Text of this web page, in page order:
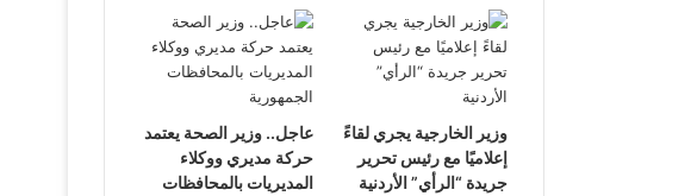
وزير الخارجية يجري لقاءً
إعلاميًا مع رئيس تحرير
جريدة “الرأي” الأردنية
عاجل.. وزير الصحة يعتمد
حركة مديري ووكلاء
المديريات بالمحافظات